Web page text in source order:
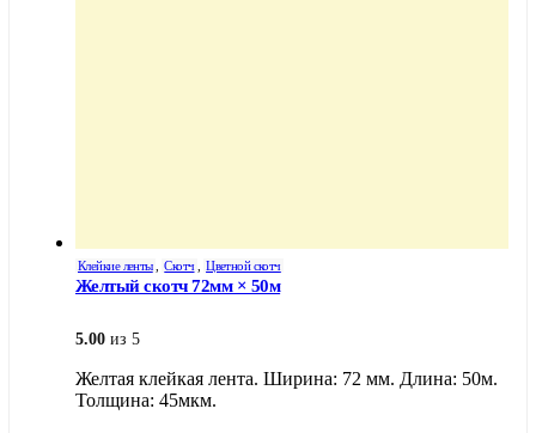
Клейкие ленты, Скотч , Цветной скотч
Желтый скотч 72мм × 50м
5.00 из 5
Желтая клейкая лента. Ширина: 72 мм. Длина: 50м.
Толщина: 45мкм.